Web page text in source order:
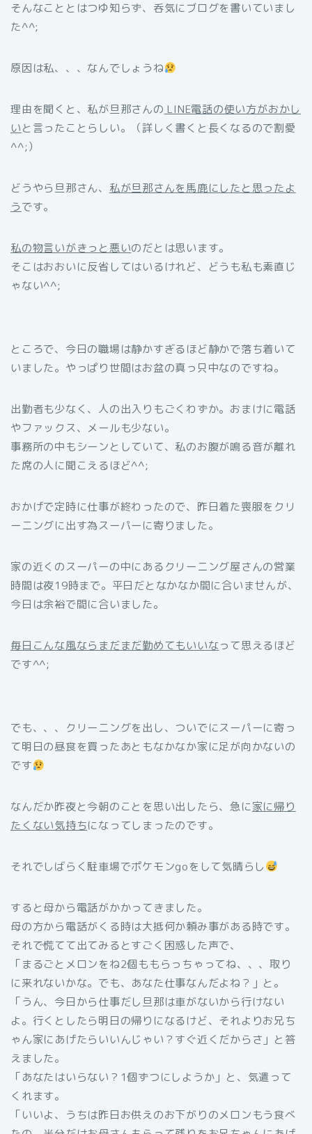
そんなこととはつゆ知らず、呑気にブログを書いていまし
た^^;
原因は私、、、なんでしょうね
理由を聞くと、私が旦那さんの LINE電話の使い方がおかし
いと言ったことらしい。（詳しく書くと長くなるので割愛
^^;）
どうやら旦那さん、 私が旦那さんを馬鹿にしたと思ったよ
うです。
私の物言いがきっと悪いのだとは思います。
そこはおおいに反省してはいるけれど、どうも私も素直じ
ゃない^^;
ところで、今日の職場は静かすぎるほど静かで落ち着いて
いました。やっぱり世間はお盆の真っ只中なのですね。
出勤者も少なく、人の出入りもごくわずか。おまけに電話
やファックス、メールも少ない。
事務所の中もシーンとしていて、私のお腹が鳴る音が離れ
た席の人に聞こえるほど^^;
おかげで定時に仕事が終わったので、昨日着た喪服をクリ
ーニングに出す為スーパーに寄りました。
家の近くのスーパーの中にあるクリーニング屋さんの営業
時間は夜19時まで。平日だとなかなか間に合いませんが、
今日は余裕で間に合いました。
毎日こんな風ならまだまだ勤めてもいいなって思えるほど
です^^;
でも、、、クリーニングを出し、ついでにスーパーに寄っ
て明日の昼食を買ったあともなかなか家に足が向かないの
です
なんだか昨夜と今朝のことを思い出したら、急に家に帰り
たくない気持ちになってしまったのです。
それでしばらく駐車場でポケモンgoをして気晴らし
すると母から電話がかかってきました。
母の方から電話がくる時は大抵何か頼み事がある時です。
それで慌てて出てみるとすごく困惑した声で、
「まるごとメロンをね2個ももらっちゃってね、、、取り
に来れないかな。でも、あなた仕事なんだよね？」と。
「うん、今日から仕事だし旦那は車がないから行けない
よ。行くとしたら明日の帰りになるけど、それよりお兄ち
ゃん家にあげたらいいんじゃい？すぐ近くだからさ」と答
えました。
「あなたはいらない？1個ずつにしようか」と、気遣って
くれます。
「いいよ、うちは昨日お供えのお下がりのメロンもう食べ